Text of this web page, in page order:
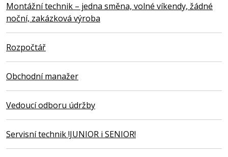
Montážní technik – jedna směna, volné víkendy, žádné
noční, zakázková výroba
Rozpočtář
Obchodní manažer
Vedoucí odboru údržby
Servisní technik !JUNIOR i SENIOR!